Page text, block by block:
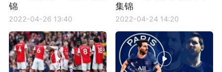
锦
2022-04-26 13:40
集锦
2022-04-24 14:20